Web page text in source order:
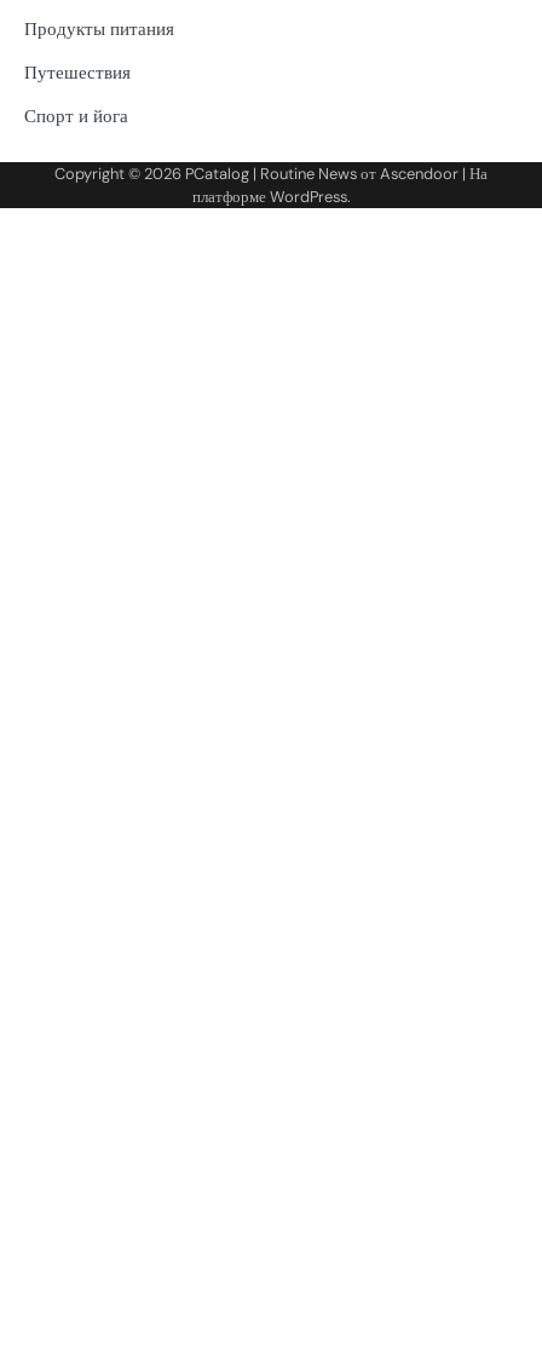
Продукты питания
Путешествия
Спорт и йога
Copyright © 2026 PCatalog | Routine News отAscendoor | На
платформеWordPress.